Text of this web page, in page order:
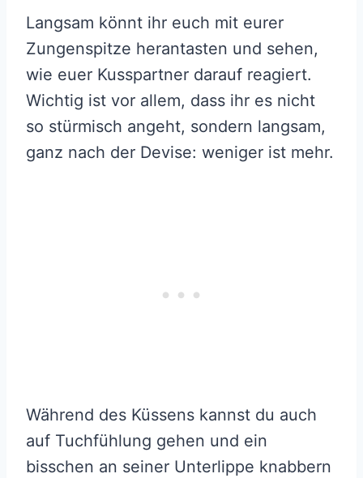
Langsam könnt ihr euch mit eurer
Zungenspitze herantasten und sehen,
wie euer Kusspartner darauf reagiert.
Wichtig ist vor allem, dass ihr es nicht
so stürmisch angeht, sondern langsam,
ganz nach der Devise: weniger ist mehr.
Während des Küssens kannst du auch
auf Tuchfühlung gehen und ein
bisschen an seiner Unterlippe knabbern